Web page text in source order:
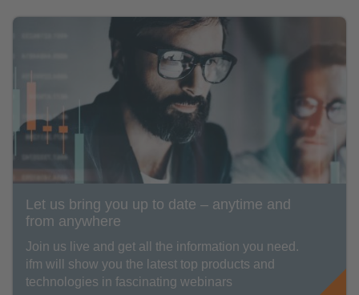
Let us bring you up to date – anytime and
from anywhere
Join us live and get all the information you need.
ifm will show you the latest top products and
technologies in fascinating webinars